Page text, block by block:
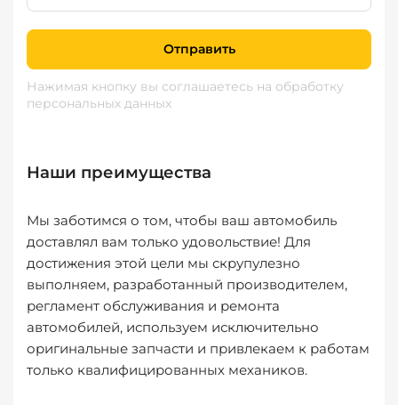
Отправить
Нажимая кнопку вы соглашаетесь на обработку
персональных данных
Наши преимущества
Мы заботимся о том, чтобы ваш автомобиль
доставлял вам только удовольствие! Для
достижения этой цели мы скрупулезно
выполняем, разработанный производителем,
регламент обслуживания и ремонта
автомобилей, используем исключительно
оригинальные запчасти и привлекаем к работам
только квалифицированных механиков.